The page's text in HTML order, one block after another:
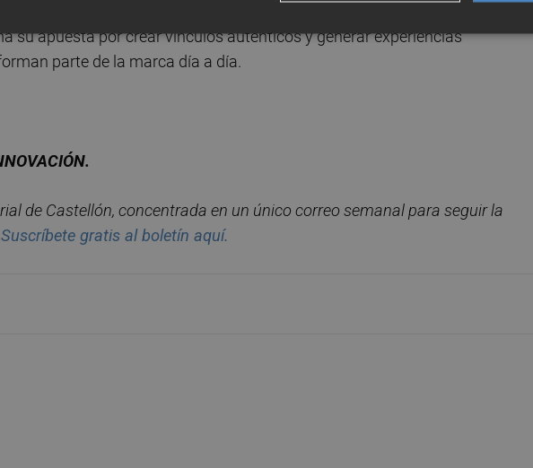
y organización comparten un ambiente distendido y cercano. Con esta
su apuesta por crear vínculos auténticos y generar experiencias
parte de la marca día a día.
de Castellón, concentrada en un único correo semanal para seguir la
Suscríbete gratis alboletín aquí.